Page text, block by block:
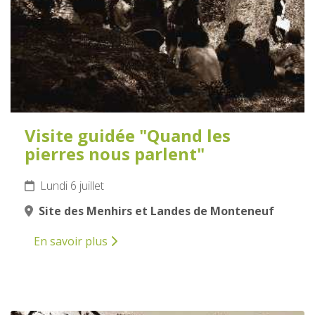
Visite guidée "Quand les
pierres nous parlent"
Lundi 6 juillet
Site des Menhirs et Landes de Monteneuf
En savoir plus